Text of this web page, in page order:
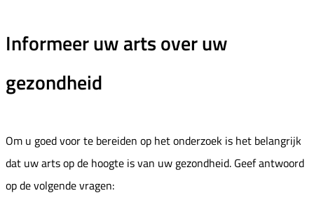
Informeer uw arts over uw
gezondheid
Om u goed voor te bereiden op het onderzoek is het belangrijk
dat uw arts op de hoogte is van uw gezondheid. Geef antwoord
op de volgende vragen: